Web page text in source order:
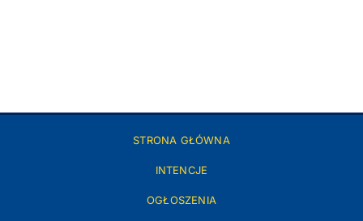
STRONA GŁÓWNA
INTENCJE
OGŁOSZENIA